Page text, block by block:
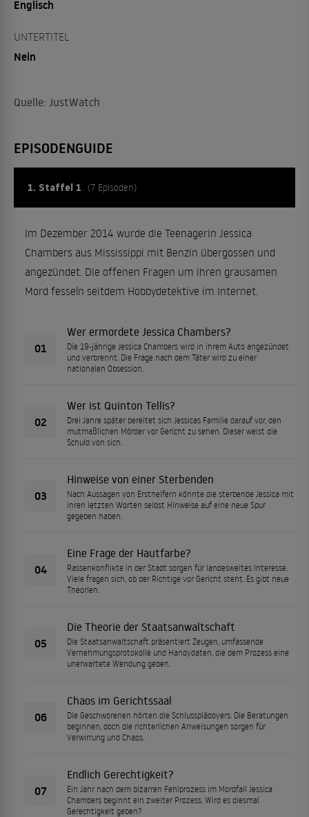
Englisch
UNTERTITEL
Nein
Quelle: JustWatch
EPISODENGUIDE
1. Staffel 1 (7 Episoden)
Im Dezember 2014 wurde die Teenagerin Jessica
Chambers aus Mississippi mit Benzin übergossen und
angezündet. Die offenen Fragen um ihren grausamen
Mord fesseln seitdem Hobbydetektive im Internet.
01
Wer ermordete Jessica Chambers?
Die 19-jährige Jessica Chambers wird in ihrem Auto angezündet
und verbrennt. Die Frage nach dem Täter wird zu einer
nationalen Obsession.
02
Wer ist Quinton Tellis?
Drei Jahre später bereitet sich Jessicas Familie darauf vor, den
mutmaßlichen Mörder vor Gericht zu sehen. Dieser weist die
Schuld von sich.
03
Hinweise von einer Sterbenden
Nach Aussagen von Ersthelfern könnte die sterbende Jessica mit
ihren letzten Worten selbst Hinweise auf eine neue Spur
gegeben haben.
04
Eine Frage der Hautfarbe?
Rassenkonflikte in der Stadt sorgen für landesweites Interesse.
Viele fragen sich, ob der Richtige vor Gericht steht. Es gibt neue
Theorien.
05
Die Theorie der Staatsanwaltschaft
Die Staatsanwaltschaft präsentiert Zeugen, umfassende
Vernehmungsprotokolle und Handydaten, die dem Prozess eine
unerwartete Wendung geben.
06
Chaos im Gerichtssaal
Die Geschworenen hörten die Schlussplädoyers. Die Beratungen
beginnen, doch die richterlichen Anweisungen sorgen für
Verwirrung und Chaos.
07
Endlich Gerechtigkeit?
Ein Jahr nach dem bizarren Fehlprozess im Mordfall Jessica
Chambers beginnt ein zweiter Prozess. Wird es diesmal
Gerechtigkeit geben?